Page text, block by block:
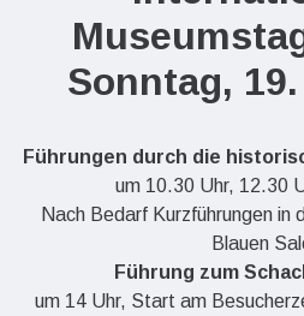
Sonntag,
Führungen durch die
um 10.30 Uhr, 12.30
Nach Bedarf Kurzführungen in
Blauen
Führung zum
um 14 Uhr, Start am